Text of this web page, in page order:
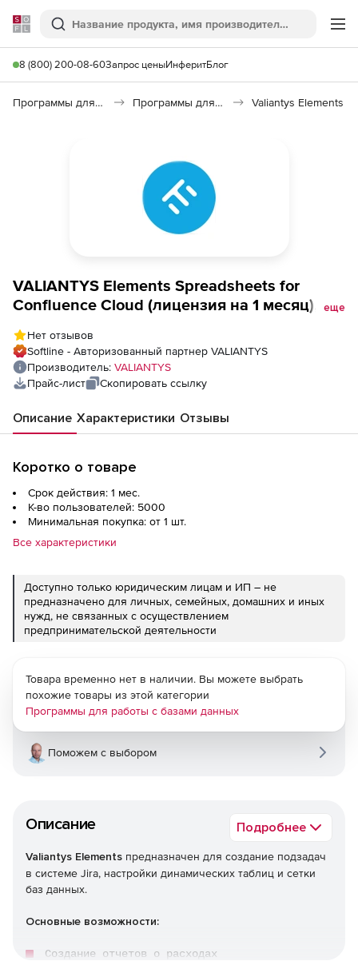
Softline
Поиск
8 (800) 200-08-60Запрос ценыИнферитБлог
Программы для программирования Программы для работы с базами данных Valiantys Elements
VALIANTYS Elements Spreadsheets for
Confluence Cloud (лицензия на 1 месяц),
еще
Нет отзывов
Softline - Авторизованный партнер VALIANTYS
Производитель: VALIANTYS
Прайс-лист
Скопировать ссылку
Описание Характеристики Отзывы
Коротко о товаре
Срок действия: 1 мес.
К-во пользователей: 5000
Минимальная покупка: от 1 шт.
Все характеристики
Доступно только юридическим лицам и ИП – не
предназначено для личных, семейных, домашних и иных
нужд, не связанных с осуществлением
предпринимательской деятельности
Описание Подробнее
Valiantys Elements предназначен для создание подзадач
в системе Jira, настройки динамических таблиц и сетки
баз данных.
Основные возможности:
Создание отчетов о расходах
Товара временно нет в наличии. Вы можете выбрать
похожие товары из этой категории
Программы для работы с базами данных
Поможем с выбором